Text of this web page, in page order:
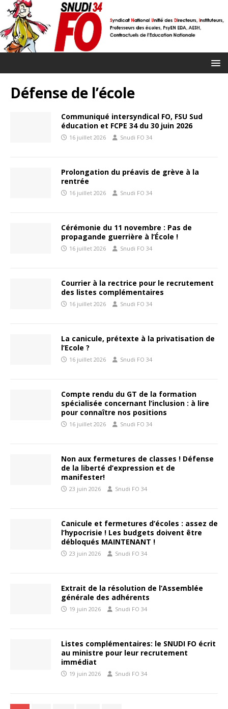
Défense de l’école
Communiqué intersyndical FO, FSU Sud
éducation et FCPE 34 du 30 juin 2026
16 juillet 2026 Snudi FO 34
Prolongation du préavis de grève à la
rentrée
16 juillet 2026 Snudi FO 34
Cérémonie du 11 novembre : Pas de
propagande guerrière à l’École !
16 juillet 2026 Snudi FO 34
Courrier à la rectrice pour le recrutement
des listes complémentaires
16 juillet 2026 Snudi FO 34
La canicule, prétexte à la privatisation de
l’Ecole ?
16 juillet 2026 Snudi FO 34
Compte rendu du GT de la formation
spécialisée concernant l’inclusion : à lire
pour connaître nos positions
16 juillet 2026 Snudi FO 34
Non aux fermetures de classes ! Défense
de la liberté d’expression et de
manifester!
23 juin 2026 Snudi FO 34
Canicule et fermetures d’écoles : assez de
l’hypocrisie ! Les budgets doivent être
débloqués MAINTENANT !
23 juin 2026 Snudi FO 34
Extrait de la résolution de l’Assemblée
générale des adhérents
19 juin 2026 Snudi FO 34
Listes complémentaires: le SNUDI FO écrit
au ministre pour leur recrutement
immédiat
19 juin 2026 Snudi FO 34